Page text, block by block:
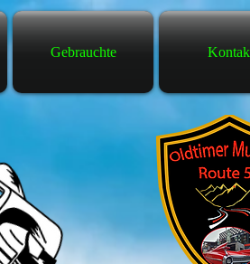
Gebrauchte